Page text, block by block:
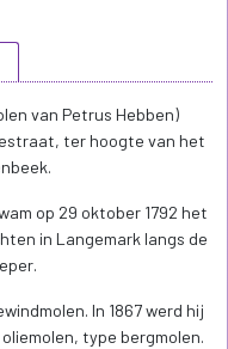
van Petrus Hebben)
ter hoogte van het
op 29 oktober 1792 het
in Langemark langs de
In 1867 werd hij
type bergmolen.